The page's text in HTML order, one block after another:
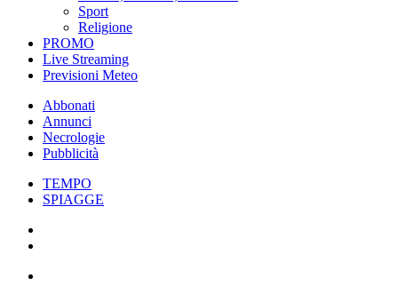
Sport
Religione
PROMO
Live Streaming
Previsioni Meteo
Abbonati
Annunci
Necrologie
Pubblicità
TEMPO
SPIAGGE